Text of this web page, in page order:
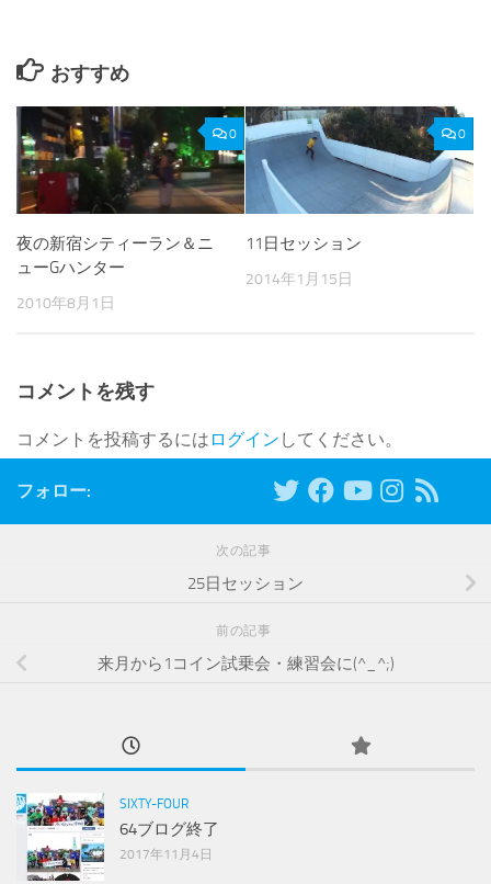
おすすめ
0
夜の新宿シティーラン＆ニ
ューGハンター
2010年8月1日
0
11日セッション
2014年1月15日
コメントを残す
コメントを投稿するには ログイン してください。
フォロー:
次の記事
25日セッション
前の記事
来月から1コイン試乗会・練習会に(^_^;)
SIXTY-FOUR
64ブログ終了
2017年11月4日